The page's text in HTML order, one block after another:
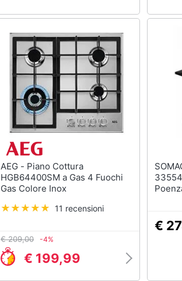
AEG - Piano Cottura
HGB64400SM a Gas 4 Fuochi
Gas Colore Inox
11 recensioni
€ 209,00 -4%
€ 199,99
SOMAGIC -
€